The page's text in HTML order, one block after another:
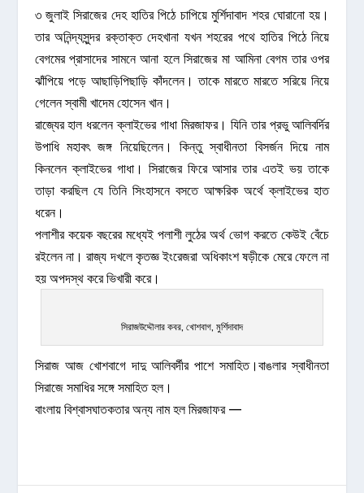
৩ জুলাই সিরাজের দেহ হাতির পিঠে চাপিয়ে মুর্শিদাবাদ শহর ঘোরানো হয়।
তার অনিন্দ্যসুন্দর রক্তাক্ত দেহখানা যখন শহরের পথে হাতির পিঠে নিয়ে
বেগমের প্রাসাদের সামনে আনা হলে সিরাজের মা আমিনা বেগম তার ওপর
ঝাঁপিয়ে পড়ে আছাড়িপিছাড়ি কাঁদলেন। তাকে মারতে মারতে সরিয়ে নিয়ে
গেলেন স্বামী খাদেম হোসেন খান।
রাজ্যের হাল ধরলেন ক্লাইভের গাধা মিরজাফর। যিনি তার প্রভু আলিবর্দির
উপাধি মহাবৎ জঙ্গ নিয়েছিলেন। কিন্তু স্বাধীনতা বিসর্জন দিয়ে নাম
কিনলেন ক্লাইভের গাধা। সিরাজের ফিরে আসার তার এতই ভয় তাকে
তাড়া করছিল যে তিনি সিংহাসনে বসতে আক্ষরিক অর্থে ক্লাইভের হাত
ধরেন।
পলাশীর কয়েক বছরের মধ্যেই পলাশী লুঠের অর্থ ভোগ করতে কেউই বেঁচে
রইলেন না। রাজ্য দখলে কৃতজ্ঞ ইংরেজরা অধিকাংশ ষড়ীকে মেরে ফেলে না
হয় অপদস্থ করে ভিখারী করে।
সিরাজউদ্দৌলার কবর, খোশবাগ, মুর্শিদাবাদ
সিরাজ আজ খোশবাগে দাদু আলিবর্দীর পাশে সমাহিত।বাঙলার স্বাধীনতা
সিরাজে সমাধির সঙ্গে সমাহিত হল।
বাংলায় বিশ্বাসঘাতকতার অন্য নাম হল মিরজাফর —